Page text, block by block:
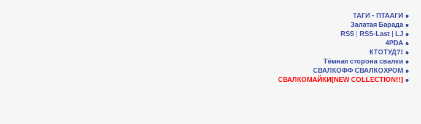
ТАГИ - ПТААГИ
Залатая Барада
RSS | RSS-Last | LJ
4PDA
КТОТУД?!
Тёмная сторона свалки
СВАЛКОФФ СВАЛКОХРОМ
СВАЛКОМАЙКИ[NEW COLLECTION!!]